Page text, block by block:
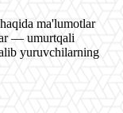
ma'lumotlar
— umurtqali
yuruvchilarning